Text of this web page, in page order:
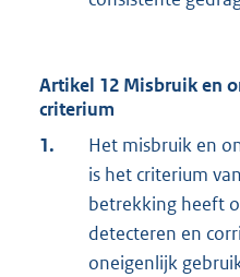
Artikel 12 Misbruik en
criterium
1.
Het misbruik en
is het criterium
betrekking heeft
detecteren en
oneigenlijk